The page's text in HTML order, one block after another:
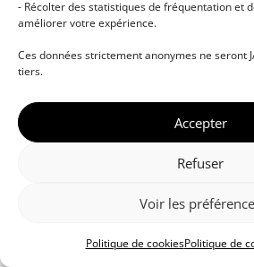
- Récolter des statistiques de fréquentation et
améliorer votre expérience.
Ces données strictement anonymes ne seront
tiers.
Accepter
Refuser
Voir les
Politique de cookiesPolitique de
musicale • Certifications